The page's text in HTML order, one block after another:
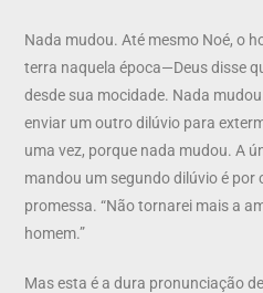
Nada mudou. Até mesmo Noé, o
terra naquela época—Deus disse
desde sua mocidade. Nada
enviar um outro dilúvio para
uma vez, porque nada mudou. A
mandou um segundo dilúvio é por
promessa. “Não tornarei mais a
homem.”
Mas esta é a dura pronunciação